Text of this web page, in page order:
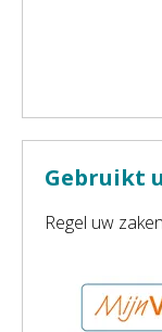
Gebruikt
Regel uw